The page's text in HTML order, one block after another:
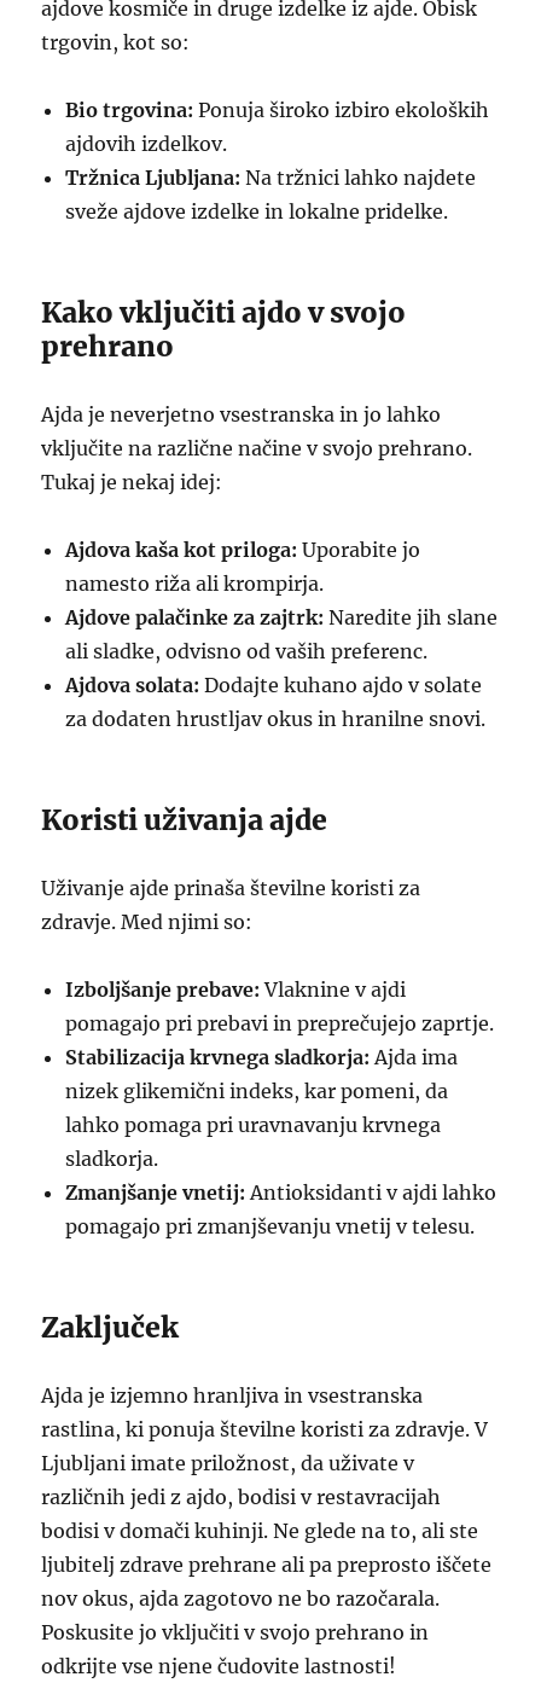
ajdove kosmiče in druge izdelke iz ajde. Obisk
trgovin, kot so:
Bio trgovina: Ponuja široko izbiro ekoloških
ajdovih izdelkov.
Tržnica Ljubljana: Na tržnici lahko najdete
sveže ajdove izdelke in lokalne pridelke.
Kako vključiti ajdo v svojo
prehrano
Ajda je neverjetno vsestranska in jo lahko
vključite na različne načine v svojo prehrano.
Tukaj je nekaj idej:
Ajdova kaša kot priloga: Uporabite jo
namesto riža ali krompirja.
Ajdove palačinke za zajtrk: Naredite jih slane
ali sladke, odvisno od vaših preferenc.
Ajdova solata: Dodajte kuhano ajdo v solate
za dodaten hrustljav okus in hranilne snovi.
Koristi uživanja ajde
Uživanje ajde prinaša številne koristi za
zdravje. Med njimi so:
Izboljšanje prebave: Vlaknine v ajdi
pomagajo pri prebavi in preprečujejo zaprtje.
Stabilizacija krvnega sladkorja: Ajda ima
nizek glikemični indeks, kar pomeni, da
lahko pomaga pri uravnavanju krvnega
sladkorja.
Zmanjšanje vnetij: Antioksidanti v ajdi lahko
pomagajo pri zmanjševanju vnetij v telesu.
Zaključek
Ajda je izjemno hranljiva in vsestranska
rastlina, ki ponuja številne koristi za zdravje. V
Ljubljani imate priložnost, da uživate v
različnih jedi z ajdo, bodisi v restavracijah
bodisi v domači kuhinji. Ne glede na to, ali ste
ljubitelj zdrave prehrane ali pa preprosto iščete
nov okus, ajda zagotovo ne bo razočarala.
Poskusite jo vključiti v svojo prehrano in
odkrijte vse njene čudovite lastnosti!